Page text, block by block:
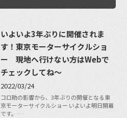
いよいよ3年ぶりに開催されま
す！東京モーターサイクルショ
ー 現地へ行けない方はWebで
チェックしてね〜
2022/03/24
コロ助の影響から、3年ぶりの開催となる東
京モーターサイクルショー いよいよ明日開幕
です。 …